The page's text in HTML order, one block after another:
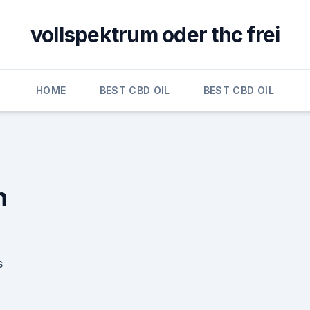
vollspektrum oder thc frei
HOME BEST CBD OIL BEST CBD OIL